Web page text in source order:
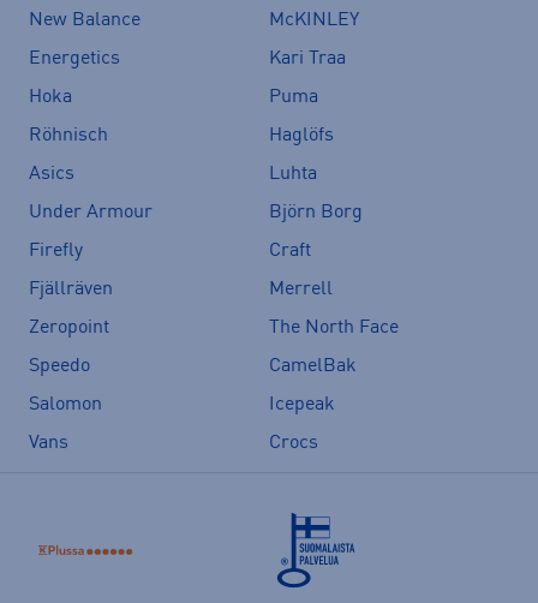
New Balance
McKINLEY
Energetics
Kari Traa
Hoka
Puma
Röhnisch
Haglöfs
Asics
Luhta
Under Armour
Björn Borg
Firefly
Craft
Fjällräven
Merrell
Zeropoint
The North Face
Speedo
CamelBak
Salomon
Icepeak
Vans
Crocs